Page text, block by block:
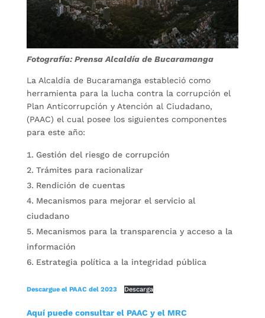
Fotografía: Prensa Alcaldía de Bucaramanga
La Alcaldía de Bucaramanga estableció como
herramienta para la lucha contra la corrupción el
Plan Anticorrupción y Atención al Ciudadano,
(PAAC) el cual posee los siguientes componentes
para este año:
Gestión del riesgo de corrupción
Trámites para racionalizar
Rendición de cuentas
Mecanismos para mejorar el servicio al
ciudadano
Mecanismos para la transparencia y acceso a la
información
Estrategia política a la integridad pública
Descargue el PAAC del 2023 Descarga
Aquí puede consultar el PAAC y el MRC